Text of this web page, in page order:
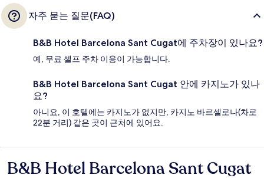
자주 묻는 질문(FAQ)
B&B Hotel Barcelona Sant Cugat에 주차장이 있나요?
예, 무료 셀프 주차 이용이 가능합니다.
B&B Hotel Barcelona Sant Cugat 안에 카지노가 있나
요?
아니요, 이 호텔에는 카지노가 없지만, 카지노 바르셀로나(차로
22분 거리) 같은 곳이 근처에 있어요.
이
B&B Hotel Barcelona Sant Cugat